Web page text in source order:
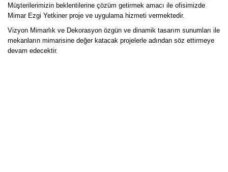
Müşterilerimizin beklentilerine çözüm getirmek amacı ile ofisimizde
Mimar Ezgi Yetkiner proje ve uygulama hizmeti vermektedir.
Vizyon Mimarlık ve Dekorasyon özgün ve dinamik tasarım sunumları ile
mekanların mimarisine değer katacak projelerle adından söz ettirmeye
devam edecektir.